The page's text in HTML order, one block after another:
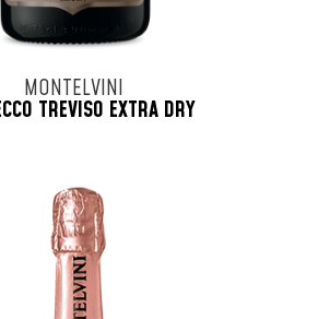
MONTELVINI
TREVISO EXTRA DRY